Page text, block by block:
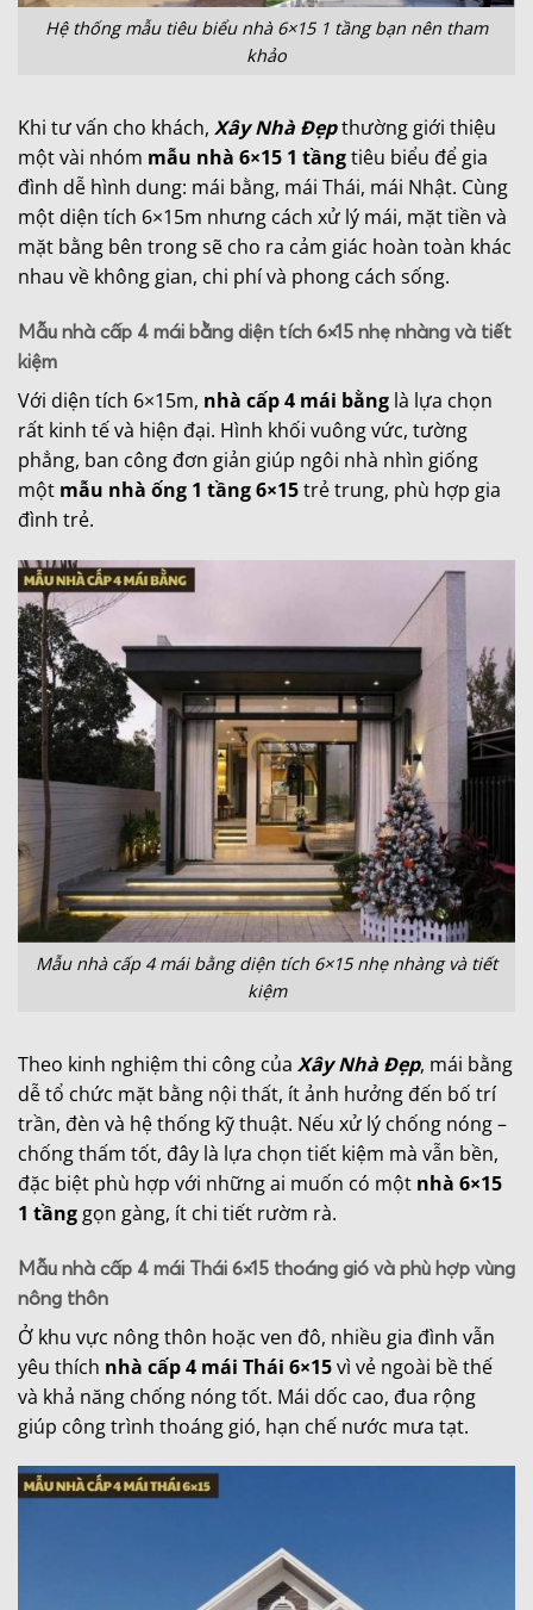
Hệ thống mẫu tiêu biểu nhà 6×15 1 tầng bạn nên tham
khảo
Khi tư vấn cho khách, Xây Nhà Đẹpthường giới thiệu
một vài nhóm mẫu nhà 6×15 1 tầngtiêu biểu để gia
đình dễ hình dung: mái bằng, mái Thái, mái Nhật. Cùng
một diện tích 6×15m nhưng cách xử lý mái, mặt tiền và
mặt bằng bên trong sẽ cho ra cảm giác hoàn toàn khác
nhau về không gian, chi phí và phong cách sống.
Mẫu nhà cấp 4 mái bằng diện tích 6×15 nhẹ nhàng và tiết
kiệm
Với diện tích 6×15m, nhà cấp 4 mái bằng là lựa chọn
rất kinh tế và hiện đại. Hình khối vuông vức, tường
phẳng, ban công đơn giản giúp ngôi nhà nhìn giống
một mẫu nhà ống 1 tầng 6×15trẻ trung, phù hợp gia
đình trẻ.
Mẫu nhà cấp 4 mái bằng diện tích 6×15 nhẹ nhàng và tiết
kiệm
Theo kinh nghiệm thi công của Xây Nhà Đẹp, mái bằng
dễ tổ chức mặt bằng nội thất, ít ảnh hưởng đến bố trí
trần, đèn và hệ thống kỹ thuật. Nếu xử lý chống nóng –
chống thấm tốt, đây là lựa chọn tiết kiệm mà vẫn bền,
đặc biệt phù hợp với những ai muốn có một nhà 6×15
1 tầng gọn gàng, ít chi tiết rườm rà.
Mẫu nhà cấp 4 mái Thái 6×15 thoáng gió và phù hợp vùng
nông thôn
Ở khu vực nông thôn hoặc ven đô, nhiều gia đình vẫn
yêu thích nhà cấp 4 mái Thái 6×15vì vẻ ngoài bề thế
và khả năng chống nóng tốt. Mái dốc cao, đua rộng
giúp công trình thoáng gió, hạn chế nước mưa tạt.